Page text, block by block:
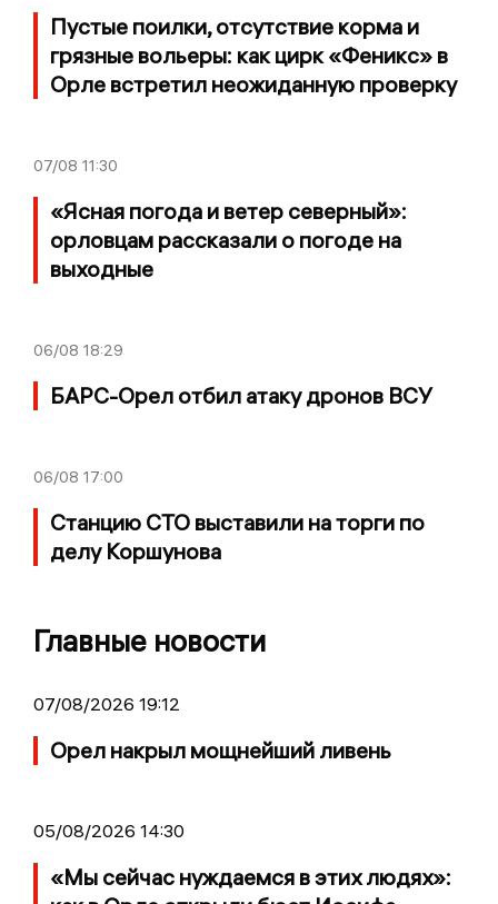
Пустые поилки, отсутствие корма и
грязные вольеры: как цирк «Феникс» в
Орле встретил неожиданную проверку
07/08 11:30
«Ясная погода и ветер северный»:
орловцам рассказали о погоде на
выходные
06/08 18:29
БАРС-Орел отбил атаку дронов ВСУ
06/08 17:00
Станцию СТО выставили на торги по
делу Коршунова
Главные новости
07/08/2026 19:12
Орел накрыл мощнейший ливень
05/08/2026 14:30
«Мы сейчас нуждаемся в этих людях»: